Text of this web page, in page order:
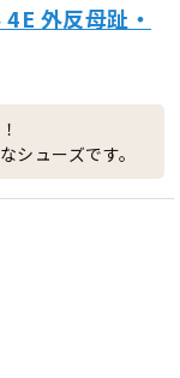
外反母趾・
シューズです。